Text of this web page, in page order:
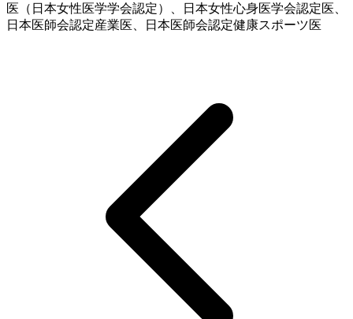
医（日本女性医学学会認定）、日本女性心身医学会認定医、
日本医師会認定産業医、日本医師会認定健康スポーツ医